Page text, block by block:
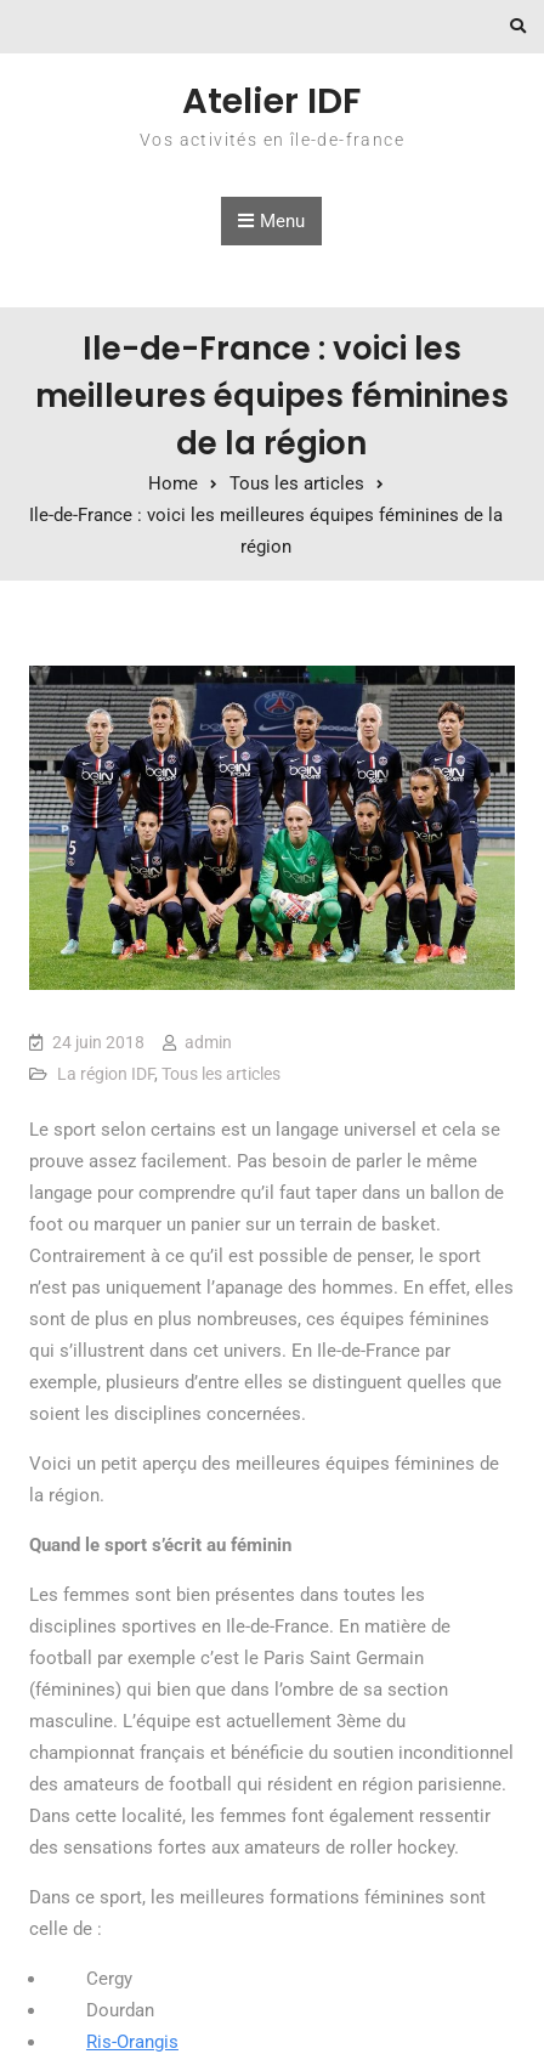
Atelier IDF
Vos activités en île-de-france
Menu
Ile-de-France : voici les
meilleures équipes féminines
de la région
Home
Tous les articles
Ile-de-France : voici les meilleures équipes féminines de la
région
24 juin 2018
admin
La région IDF, Tous les articles
Le sport selon certains est un langage universel et cela se
prouve assez facilement. Pas besoin de parler le même
langage pour comprendre qu’il faut taper dans un ballon de
foot ou marquer un panier sur un terrain de basket.
Contrairement à ce qu’il est possible de penser, le sport
n’est pas uniquement l’apanage des hommes. En effet, elles
sont de plus en plus nombreuses, ces équipes féminines
qui s’illustrent dans cet univers. En Ile-de-France par
exemple, plusieurs d’entre elles se distinguent quelles que
soient les disciplines concernées.
Voici un petit aperçu des meilleures équipes féminines de
la région.
Quand le sport s’écrit au féminin
Les femmes sont bien présentes dans toutes les
disciplines sportives en Ile-de-France. En matière de
football par exemple c’est le Paris Saint Germain
(féminines) qui bien que dans l’ombre de sa section
masculine. L’équipe est actuellement 3èmedu
championnat français et bénéficie du soutien inconditionnel
des amateurs de football qui résident en région parisienne.
Dans cette localité, les femmes font également ressentir
des sensations fortes aux amateurs de roller hockey.
Dans ce sport, les meilleures formations féminines sont
celle de :
Cergy
Dourdan
Ris-Orangis